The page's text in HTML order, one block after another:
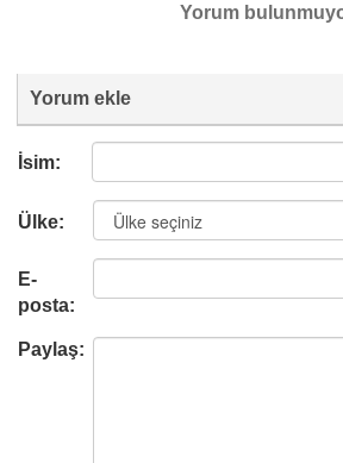
Yorum
Yorum ekle
İsim:
Ülke:
E-
posta:
Paylaş: